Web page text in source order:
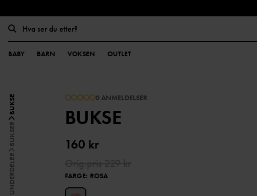
BABY BARN VOKSEN OUTLET
UNDERDELER
BUKSER
BUKSE 0 ANMELDELSER
BUKSE
160 kr
FARGE: ROSA